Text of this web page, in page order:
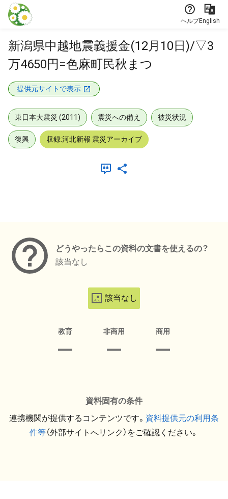
本文に飛ぶ
ヘルプEnglish
新潟県中越地震義援金(12月10日)/▽3
万4650円=色麻町民秋まつ
提供元サイトで表示
東日本大震災 (2011) 震災への備え 被災状況
復興 収録:河北新報 震災アーカイブ
どうやったらこの資料の文書を使えるの？
該当なし
該当なし
教育 非商用 商用
資料固有の条件
連携機関が提供するコンテンツです。 資料提供元の利用条
件等（外部サイトへリンク）をご確認ください。